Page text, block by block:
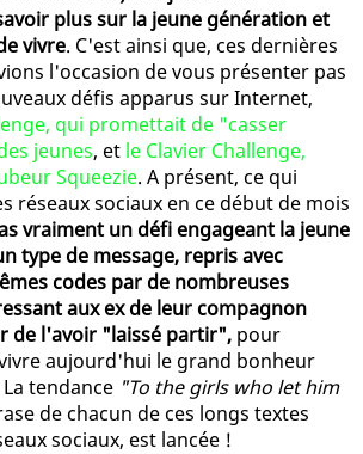
plus sur la jeune génération et
vivre. C'est ainsi que, ces dernières
l'occasion de vous présenter pas
défis apparus sur Internet,
qui promettait de "casser
jeunes, et le Clavier Challenge,
Squeezie. A présent, ce qui
réseaux sociaux en ce début de mois
vraiment un défi engageant la jeune
type de message, repris avec
codes par de nombreuses
aux ex de leur compagnon
de l'avoir "laissé partir", pour
aujourd'hui le grand bonheur
tendance "To the girls who let him
de chacun de ces longs textes
sociaux, est lancée !